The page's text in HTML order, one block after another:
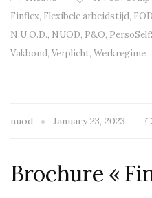
Finflex, Flexibele arbeidstijd, FOD
N.U.O.D., NUOD, P&O,
Vakbond, Verplicht, Werkregime
nuod January 23, 2023
Brochure «